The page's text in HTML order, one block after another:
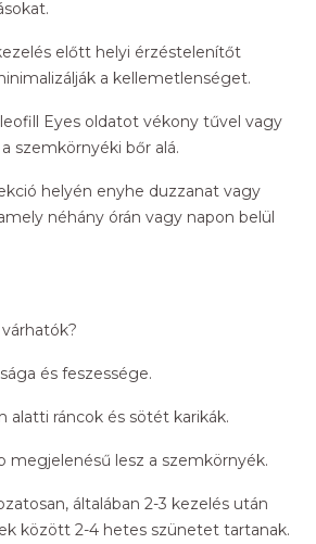
előtt helyi érzéstelenítőt
a kellemetlenséget.
Eyes oldatot vékony tűvel vagy
szemkörnyéki bőr alá.
helyén enyhe duzzanat vagy
néhány órán vagy napon belül
és feszessége.
alatti ráncok és sötét karikák.
megjelenésű lesz a szemkörnyék.
általában 2-3 kezelés után
között 2-4 hetes szünetet tartanak.